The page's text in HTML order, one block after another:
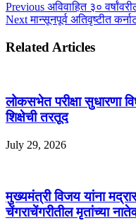
Previous अविवाहित ३०
Nextमान्सूनपूर्व अतिवृष्टीत
Related Articles
लोकसभेत परीक्षा
शिक्षेची तरतूद
July 29, 2026
मुख्यमंत्री विजय यांना
चेंगराचेंगरीतील मृतांच्या